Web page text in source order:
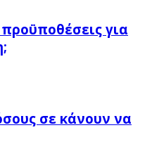
προϋποθέσεις για
σε κάνουν να